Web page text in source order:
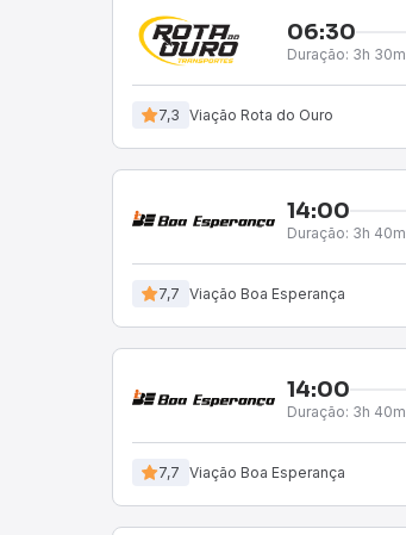
06:30
Duração: 3h 30m
7,3 Viação Rota do Ouro
14:00
Duração: 3h 40m
7,7 Viação Boa Esperança
14:00
Duração: 3h 40m
7,7 Viação Boa Esperança